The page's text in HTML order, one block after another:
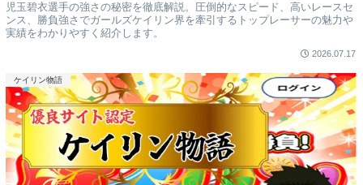
児玉碧衣選手の強さの秘密を徹底解説。圧倒的なスピード、高いレースセ
ンス、勝負強さでガールズケイリン界を牽引するトップレーサーの魅力や
実績をわかりやすく紹介します。
2026.07.17
ケイリン物語